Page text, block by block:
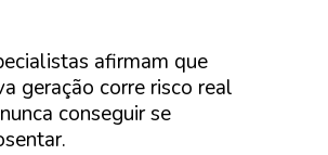
afirmam que
geração corre risco real
conseguir se